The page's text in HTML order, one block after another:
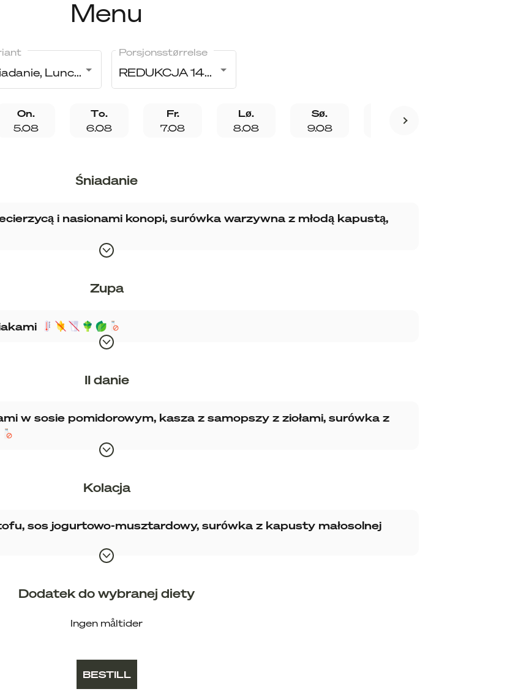
Menu
Śniadanie, Lunch dwudaniowy, Kolacja REDUKCJA 1400 kcal
Porsjonsstørrelse
On.
5.08
To.
6.08
Fr.
7.08
Lø.
8.08
Sø.
9.08
10.08
Śniadanie
i nasionami konopi, surówka warzywna z młodą kapustą,
Zupa
II danie
w sosie pomidorowym, kasza z samopszy z ziołami, surówka z
Kolacja
sos jogurtowo-musztardowy, surówka z kapusty małosolnej
Dodatek do wybranej diety
Ingen måltider
BESTILL